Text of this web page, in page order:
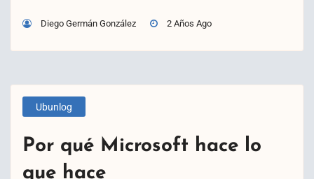
Diego Germán González 2 Años Ago
Ubunlog
Por qué Microsoft hace lo
que hace